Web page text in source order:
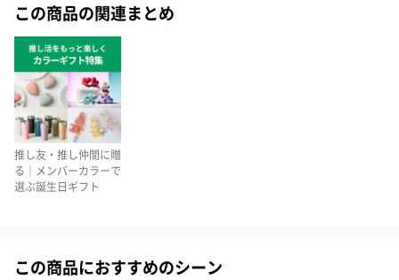
お気に入りのぬいぐるみやグッズを入れて持ち運びができる推し
色ポーチとBON TON TOYSのミッフィーキーチェーンのセットで
す。こちらのページでお選びいただいた商品はポーチの中にキー
チェーンをセットした状態でお届けします。
ポーチの色もミッフィーの色もそれぞれ選べます。好きな色を選
んで推し活動を楽しんじゃおう！
ポーチ
この商品の関連まとめ
推し友・推し仲間に贈
る｜メンバーカラーで
選ぶ誕生日ギフト
この商品におすすめのシーン